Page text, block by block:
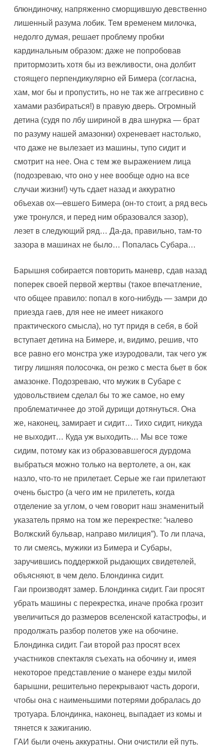
блюндиночку, напряженно сморщившую девственно
лишенный разума лобик. Тем временем милочка,
недолго думая, решает проблему пробки
кардинальным образом: даже не попробовав
притормозить хотя бы из вежливости, она долбит
стоящего перпендикулярно ей Бимера (согласна,
хам, мог бы и пропустить, но не так же аггресивно с
хамами разбираться!) в правую дверь. Огромный
детина (судя по лбу шириной в два шнурка — брат
по разуму нашей амазонки) охреневает настолько,
что даже не вылезает из машины, тупо сидит и
смотрит на нее. Она с тем же выражением лица
(подозреваю, что оно у нее вообще одно на все
случаи жизни!) чуть сдает назад и аккуратно
объехав ох—евшего Бимера (он-то стоит, а ряд весь
уже тронулся, и перед ним образовался зазор),
лезет в следующий ряд… Да-да, правильно, там-то
зазора в машинах не было… Попалась Субара…
Барышня собирается повторить маневр, сдав назад
поперек своей первой жертвы (такое впечатление,
что общее правило: попал в кого-нибудь — замри до
приезда гаев, для нее не имеет никакого
практического смысла), но тут придя в себя, в бой
вступает детина на Бимере, и, видимо, решив, что
все равно его монстра уже изуродовали, так чего уж
тигру лишняя полосочка, он резко с места бьет в бок
амазонке. Подозреваю, что мужик в Субаре с
удовольствием сделал бы то же самое, но ему
проблематичнее до этой дурищи дотянуться. Она
же, наконец, замирает и сидит… Тихо сидит, никуда
не выходит… Куда уж выходить… Мы все тоже
сидим, потому как из образовавшегося дурдома
выбраться можно только на вертолете, а он, как
назло, что-то не прилетает. Серые же гаи прилетают
очень быстро (а чего им не прилететь, когда
отделение за углом, о чем говорит наш знаменитый
указатель прямо на том же перекрестке: “налево
Волжский бульвар, направо милиция”). То ли плача,
то ли смеясь, мужики из Бимера и Субары,
заручившись поддержкой рыдающих свидетелей,
объясняют, в чем дело. Блондинка сидит.
Гаи производят замер. Блондинка сидит. Гаи просят
убрать машины с перекрестка, иначе пробка грозит
увеличиться до размеров вселенской катастрофы, и
продолжать разбор полетов уже на обочине.
Блондинка сидит. Гаи второй раз просят всех
участников спектакля съехать на обочину и, имея
некоторое представление о манере езды милой
барышни, решительно перекрывают часть дороги,
чтобы она с наименьшими потерями добралась до
тротуара. Блондинка, наконец, выпадает из комы и
тянется к зажиганию.
ГАИ были очень аккуратны. Они очистили ей путь.